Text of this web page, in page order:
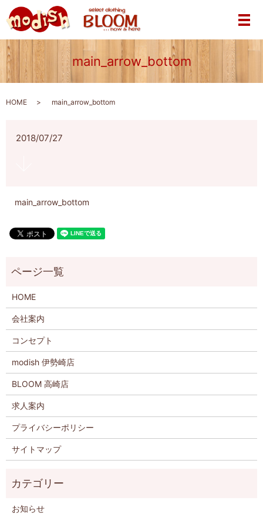
メ
main_arrow_bottom
HOME main_arrow_bottom
2018/07/27
main_arrow_bottom
HOME
会社案内
コンセプト
modish 伊勢崎店
BLOOM 高崎店
求人案内
プライバシーポリシー
サイトマップ
お知らせ